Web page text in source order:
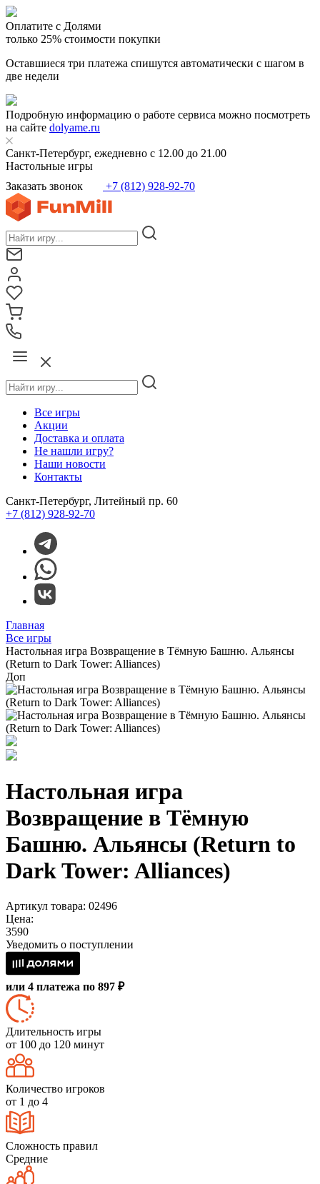
Оплатите с Долями
только 25% стоимости покупки
Оставшиеся три платежа спишутся автоматически с шагом в
две недели
Подробную информацию о работе сервиса можно посмотреть
на сайте dolyame.ru
Санкт-Петербург, ежедневно с 12.00 до 21.00
Настольные игры
Заказать звонок
+7 (812) 928-92-70
Все игры
Акции
Доставка и оплата
Не нашли игру?
Наши новости
Контакты
Санкт-Петербург, Литейный пр. 60
+7 (812) 928-92-70
Главная
Все игры
Настольная игра Возвращение в Тёмную Башню. Альянсы
(Return to Dark Tower: Alliances)
Доп
Настольная игра
Возвращение в Тёмную
Башню. Альянсы (Return to
Dark Tower: Alliances)
Артикул товара: 02496
Цена:
3590
Уведомить о поступлении
или 4 платежа по 897 ₽
Длительность игры
от 100 до 120 минут
Количество игроков
от 1 до 4
Сложность правил
Средние